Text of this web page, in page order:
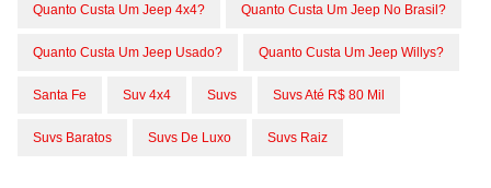
Quanto Custa Um Jeep 4x4? Quanto Custa Um Jeep No Brasil?
Quanto Custa Um Jeep Usado? Quanto Custa Um Jeep Willys?
Santa Fe Suv 4x4 Suvs Suvs Até R$ 80 Mil
Suvs Baratos Suvs De Luxo Suvs Raiz